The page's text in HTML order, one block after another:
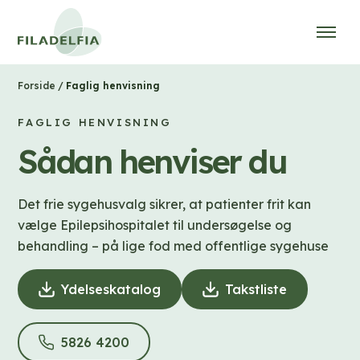
Forside / Faglig henvisning
FAGLIG HENVISNING
Sådan henviser du
Det frie sygehusvalg sikrer, at patienter frit kan
vælge Epilepsihospitalet til undersøgelse og
behandling – på lige fod med offentlige sygehuse
Ydelseskatalog
D
Takstliste
D
5826 4200